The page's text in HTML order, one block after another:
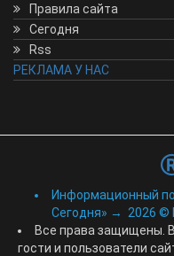
Правила сайта
Сегодня
Rss
РЕКЛАМА У НАС
Информационный
Сегодня» → 2026 ©
Все права защищены.
гости и пользователи